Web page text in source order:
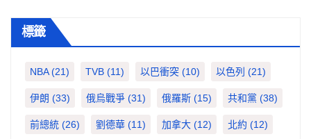
標籤
NBA(21) TVB (11) 以巴衝突 (10) 以色列 (21)
伊朗 (33) 俄烏戰爭 (31) 俄羅斯 (15) 共和黨 (38)
前總統 (26) 劉德華 (11) 加拿大 (12) 北約 (12)